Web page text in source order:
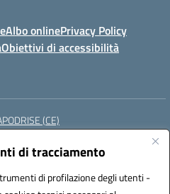
di tracciamento
di profilazione degli utenti -
Albo onlinePrivacy Policy
Obiettivi di accessibilità
(CE)
CEIC83000V@pec.istruzione.it